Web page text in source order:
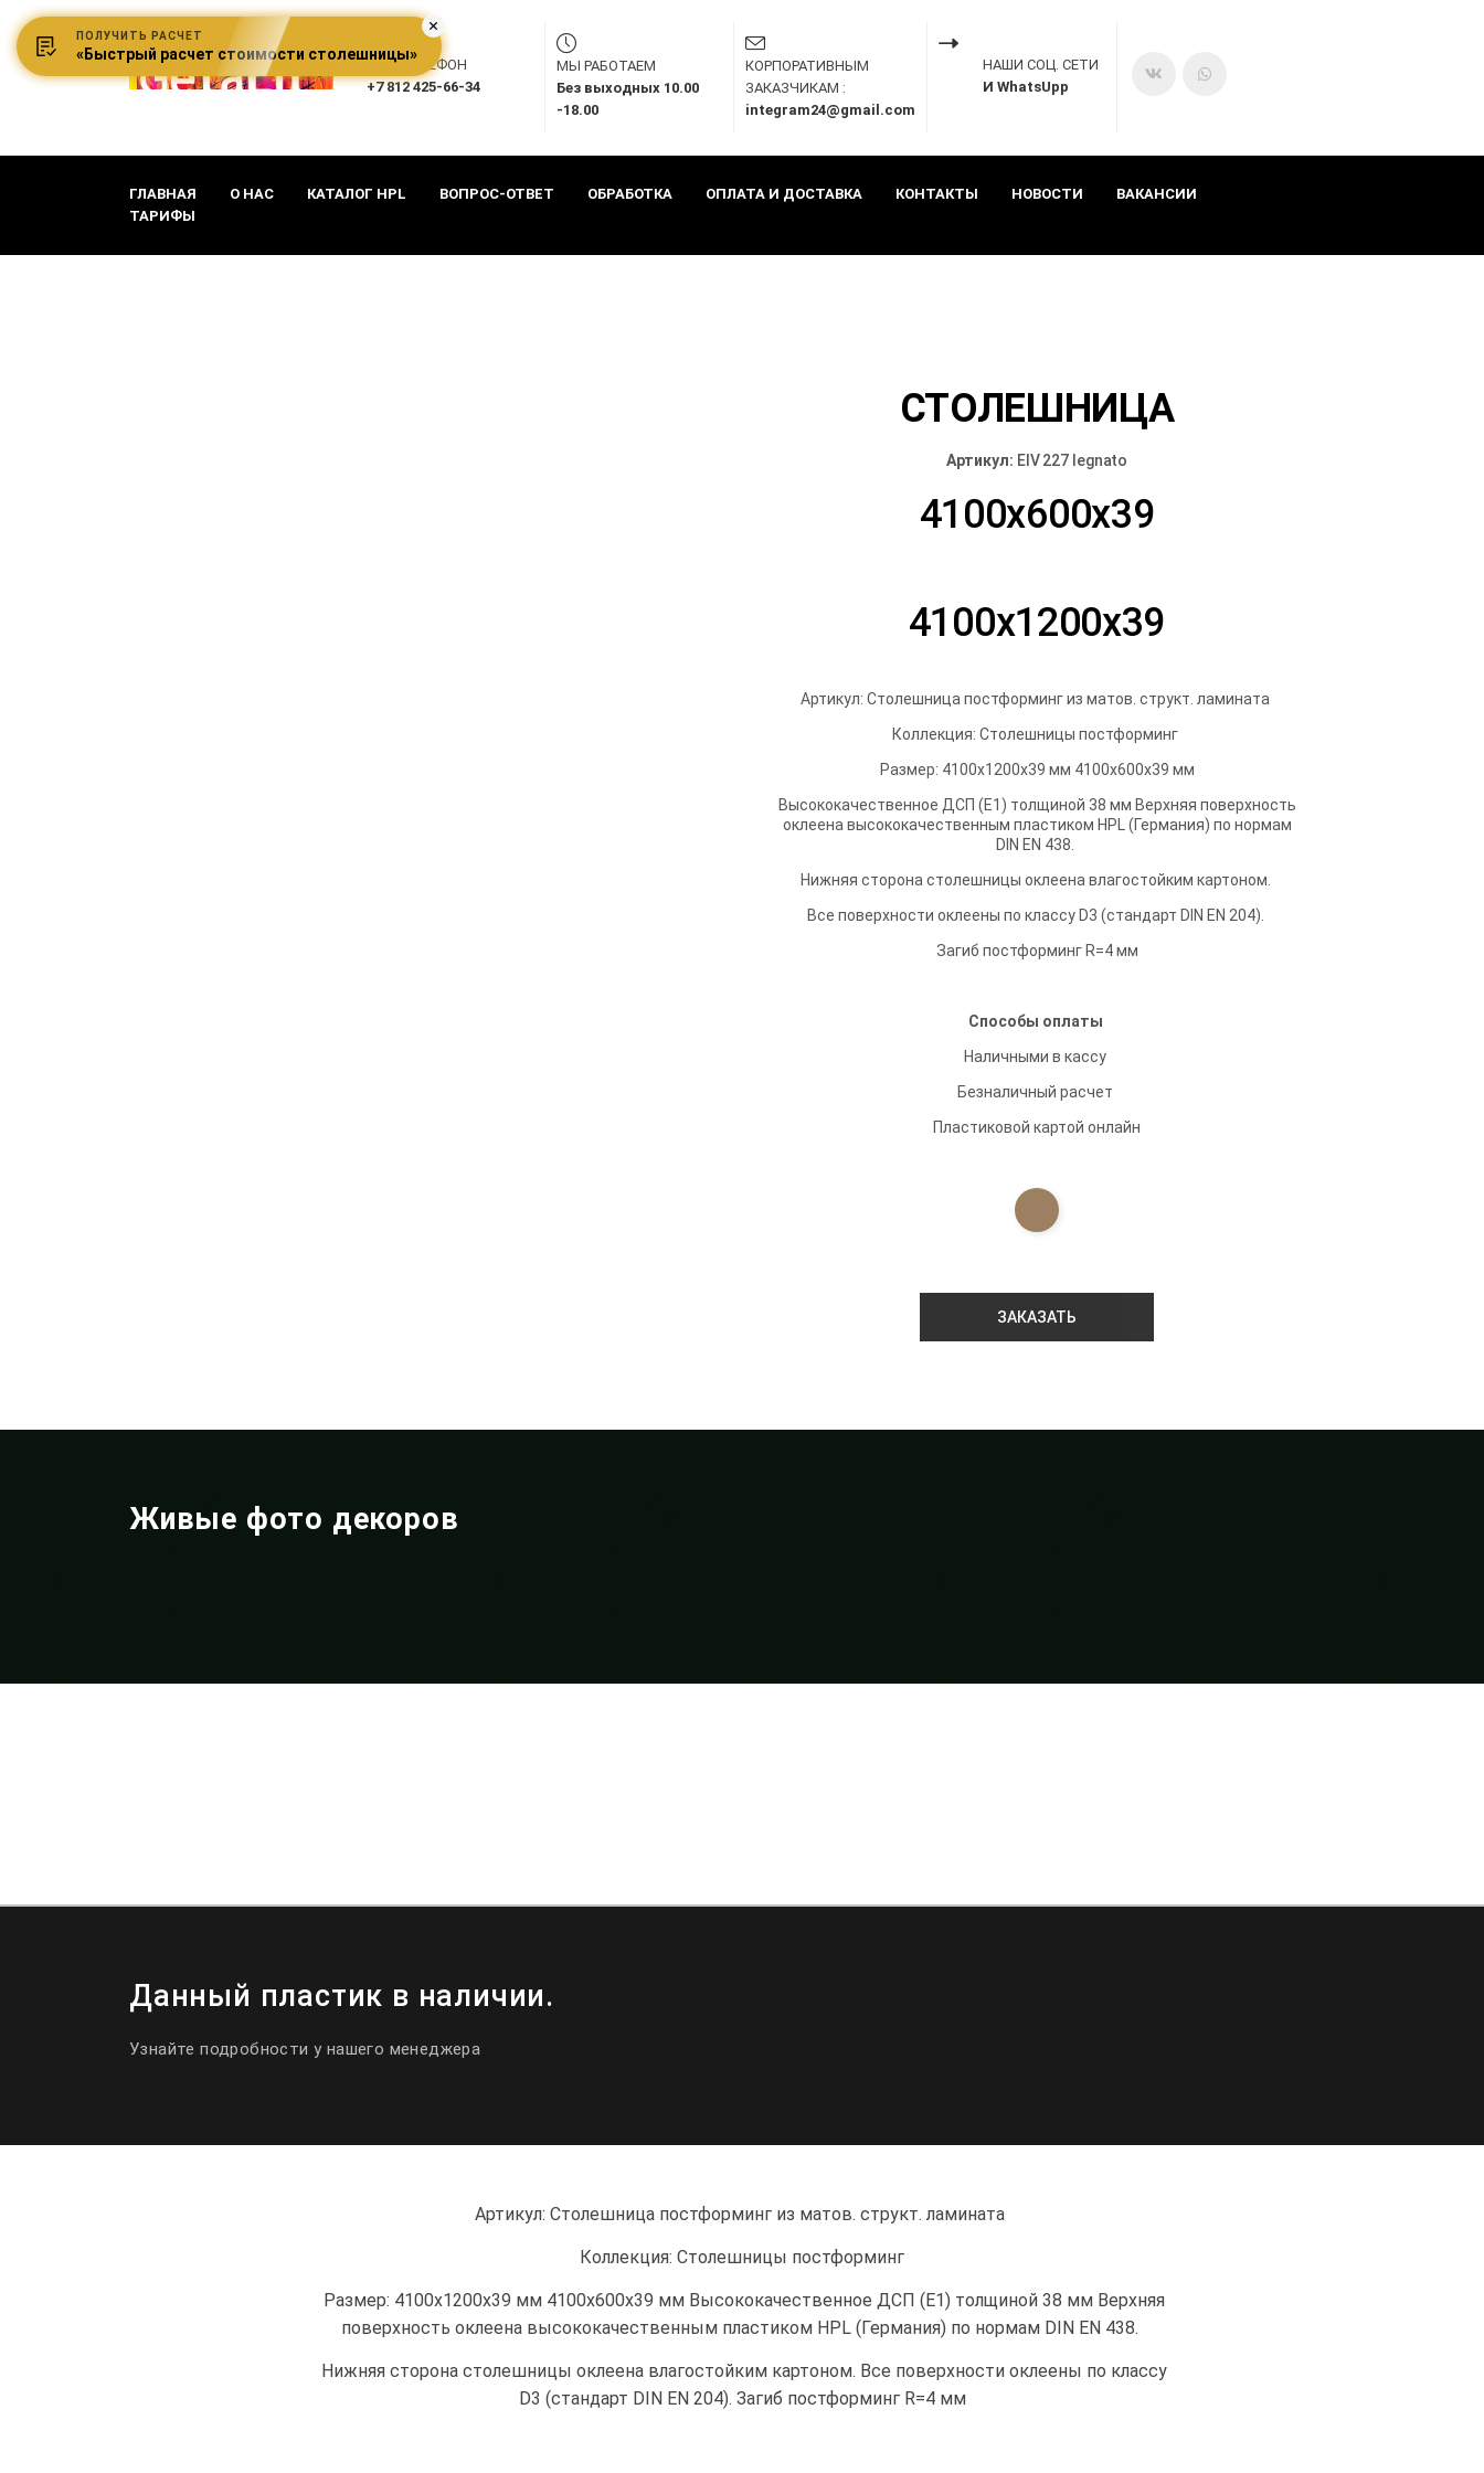
НАШ ТЕЛЕФОН
+7 812 425-66-34
МЫ РАБОТАЕМ
Без выходных 10.00
-18.00
КОРПОРАТИВНЫМ
ЗАКАЗЧИКАМ :
integram24@gmail.com
НАШИ СОЦ. СЕТИ
И WhatsUpp
ГЛАВНАЯ О НАС КАТАЛОГ HPL ВОПРОС-ОТВЕТ ОБРАБОТКА ОПЛАТА И ДОСТАВКА КОНТАКТЫ НОВОСТИ
ВАКАНСИИ
ТАРИФЫ
СТОЛЕШНИЦА
Артикул: EIV 227 legnato
4100х600х39
4100х1200х39
Артикул: Столешница постформинг из матов. структ. ламината
Коллекция: Столешницы постформинг
Размер: 4100х1200х39 мм 4100х600х39 мм
Высококачественное ДСП (Е1) толщиной 38 мм Верхняя поверхность
оклеена высококачественным пластиком HPL (Германия) по нормам
DIN EN 438.
Нижняя сторона столешницы оклеена влагостойким картоном.
Все поверхности оклеены по классу D3 (стандарт DIN EN 204).
Загиб постформинг R=4 мм
Способы оплаты
Наличными в кассу
Безналичный расчет
Пластиковой картой онлайн
ЗАКАЗАТЬ
Живые фото декоров
Данный пластик в наличии.
Узнайте подробности у нашего менеджера
Артикул: Столешница постформинг из матов. структ. ламината
Коллекция: Столешницы постформинг
Размер: 4100х1200х39 мм 4100х600х39 мм Высококачественное ДСП (Е1) толщиной 38 мм Верхняя
поверхность оклеена высококачественным пластиком HPL (Германия) по нормам DIN EN 438.
Нижняя сторона столешницы оклеена влагостойким картоном. Все поверхности оклеены по классу
D3 (стандарт DIN EN 204). Загиб постформинг R=4 мм
ПОЛУЧИТЬ РАСЧЕТ
«Быстрый расчет стоимости столешницы»